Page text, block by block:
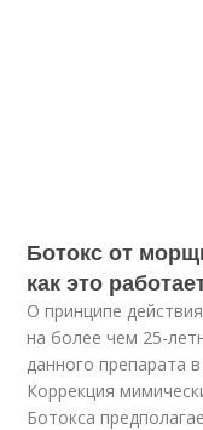
Ботокс от
как это
О принципе
на более чем 25-
данного препарата
Коррекция
Ботокса